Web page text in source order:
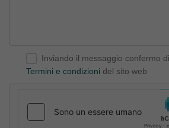
Inviando il messaggio confermo
Termini e condizioni del sito web